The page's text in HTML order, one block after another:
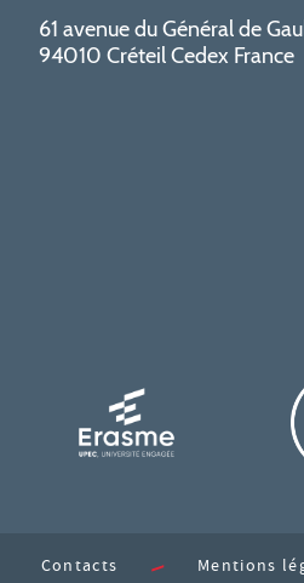
61 avenue du Général de
94010 Créteil Cedex France
Contacts Mentions